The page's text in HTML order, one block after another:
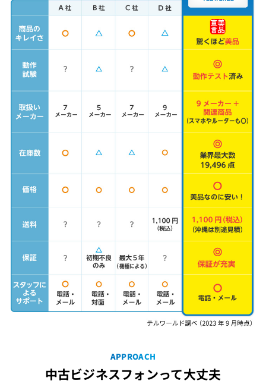
APPROACH
中古ビジネスフォンって大丈夫